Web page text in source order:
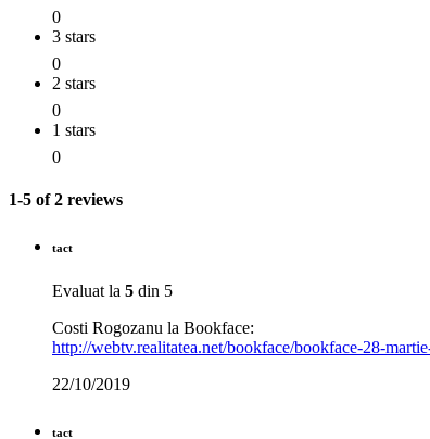
0
3 stars
0
2 stars
0
1 stars
0
1-5 of 2 reviews
tact
Evaluat la 5 din 5
Costi Rogozanu la Bookface:
http://webtv.realitatea.net/bookface/bookface-28-
22/10/2019
tact